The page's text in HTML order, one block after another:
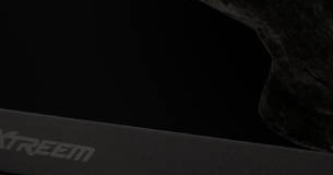
못할 수 있습니다.
메인보드 및 프로
인하십시오. 지원
TEAMGROUP의
메인보드의 문제